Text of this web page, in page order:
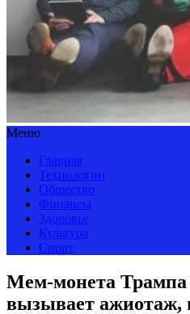
Меню
Главная
Технологии
Общество
Финансы
Здоровье
Культура
Спорт
Мем-монета Трампа
вызывает ажиотаж,